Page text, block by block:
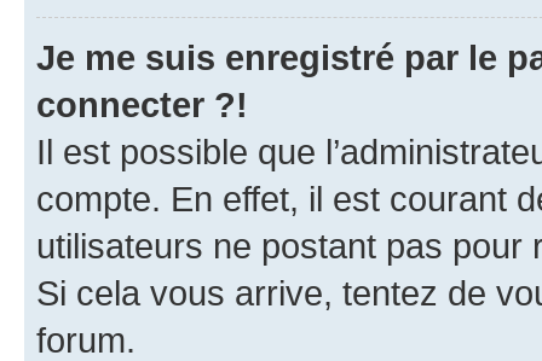
Je me suis enregistré par le
connecter ?!
Il est possible que
compte. En effet, il est courant
utilisateurs ne postant pas pour
Si cela vous arrive, tentez de
forum.